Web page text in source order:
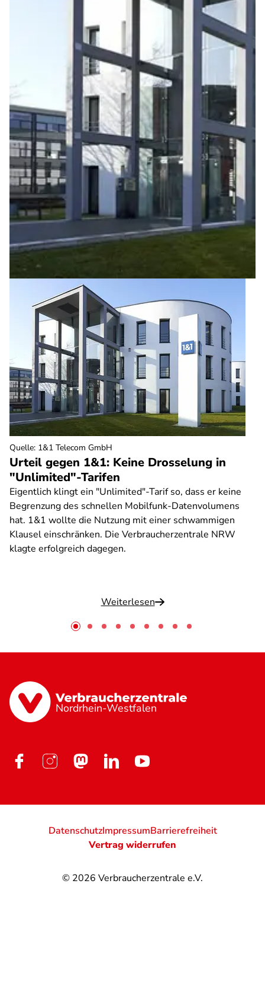
Urteil gegen 1&1: Keine Drosselung in
"Unlimited"-Tarifen
Eigentlich klingt ein "Unlimited"-Tarif so, dass er keine
Begrenzung des schnellen Mobilfunk-Datenvolumens
hat. 1&1 wollte die Nutzung mit einer schwammigen
Klausel einschränken. Die Verbraucherzentrale NRW
klagte erfolgreich dagegen.
Weiterlesen
Quelle: 1&1 Telecom GmbH
Nordrhein-Westfalen
© 2026 Verbraucherzentrale e.V.
DatenschutzImpressumBarrierefreiheit
Vertrag widerrufen